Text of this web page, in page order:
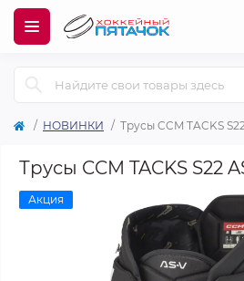
НОВИНКИ Трусы CCM TACKS
Трусы CCM TACKS S22
Акция